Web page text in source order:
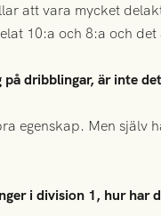
att vara mycket
10:a och 8:a och
dribblingar, är inte
egenskap. Men själv
i division 1, hur har